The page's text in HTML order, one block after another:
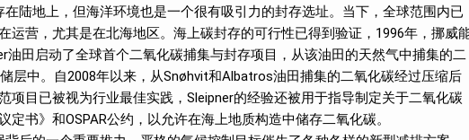
陆地上，但海洋环境也是一个很有吸引力的封存选址。当下，全球范围内已
运营，尤其是在北海地区。海上碳封存的可行性已得到验证，1996年，挪威
油田启动了全球首个二氧化碳捕集与封存项目，从该油田的天然气中捕集的二
层中。自2008年以来，从Snøhvit和Albatros油田捕集的二氧化碳经过压缩后
项目已被视为行业最佳实践，Sleipner的经验还被用于指导制定关于二氧化碳
书》和OSPAR公约，以允许在海上地质构造中储存二氧化碳。